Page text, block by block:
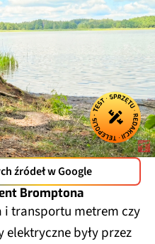
źródeł w Google
Bromptona
i transportu metrem czy
były przez